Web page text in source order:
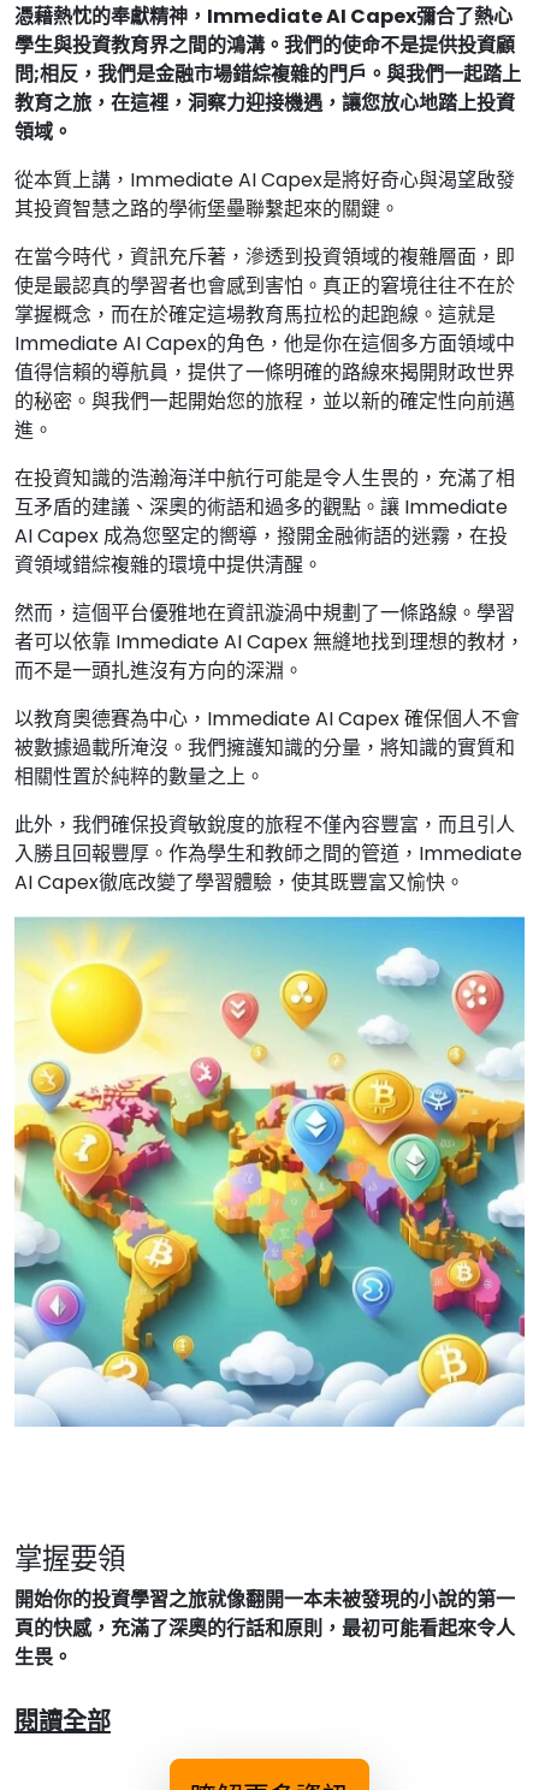
憑藉熱忱的奉獻精神，Immediate AI Capex彌合了熱心
學生與投資教育界之間的鴻溝。我們的使命不是提供投資顧
問;相反，我們是金融市場錯綜複雜的門戶。與我們一起踏上
教育之旅，在這裡，洞察力迎接機遇，讓您放心地踏上投資
領域。
從本質上講，Immediate AI Capex是將好奇心與渴望啟發
其投資智慧之路的學術堡壘聯繫起來的關鍵。
在當今時代，資訊充斥著，滲透到投資領域的複雜層面，即
使是最認真的學習者也會感到害怕。真正的窘境往往不在於
掌握概念，而在於確定這場教育馬拉松的起跑線。這就是
Immediate AI Capex的角色，他是你在這個多方面領域中
值得信賴的導航員，提供了一條明確的路線來揭開財政世界
的秘密。與我們一起開始您的旅程，並以新的確定性向前邁
進。
在投資知識的浩瀚海洋中航行可能是令人生畏的，充滿了相
互矛盾的建議、深奧的術語和過多的觀點。讓 Immediate
AI Capex 成為您堅定的嚮導，撥開金融術語的迷霧，在投
資領域錯綜複雜的環境中提供清醒。
然而，這個平台優雅地在資訊漩渦中規劃了一條路線。學習
者可以依靠 Immediate AI Capex 無縫地找到理想的教材，
而不是一頭扎進沒有方向的深淵。
以教育奧德賽為中心，Immediate AI Capex 確保個人不會
被數據過載所淹沒。我們擁護知識的分量，將知識的實質和
相關性置於純粹的數量之上。
此外，我們確保投資敏銳度的旅程不僅內容豐富，而且引人
入勝且回報豐厚。作為學生和教師之間的管道，Immediate
AI Capex徹底改變了學習體驗，使其既豐富又愉快。
掌握要領
開始你的投資學習之旅就像翻開一本未被發現的小說的第一
頁的快感，充滿了深奧的行話和原則，最初可能看起來令人
生畏。
閱讀全部